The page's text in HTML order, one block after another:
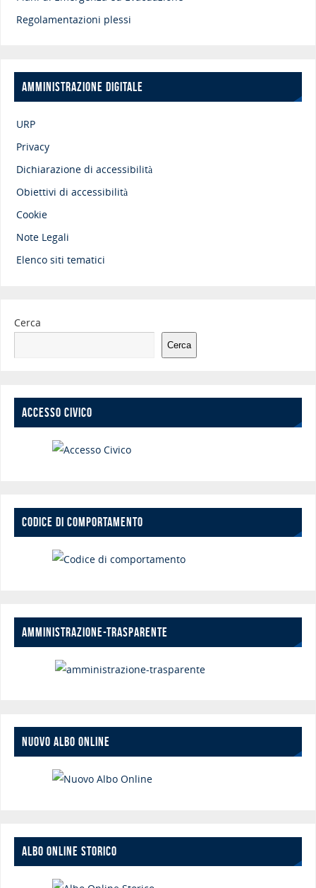
Regolamentazioni plessi
AMMINISTRAZIONE DIGITALE
URP
Privacy
Dichiarazione di accessibilità
Obiettivi di accessibilità
Cookie
Note Legali
Elenco siti tematici
Cerca
Cerca
ACCESSO CIVICO
CODICE DI COMPORTAMENTO
AMMINISTRAZIONE-TRASPARENTE
NUOVO ALBO ONLINE
ALBO ONLINE STORICO